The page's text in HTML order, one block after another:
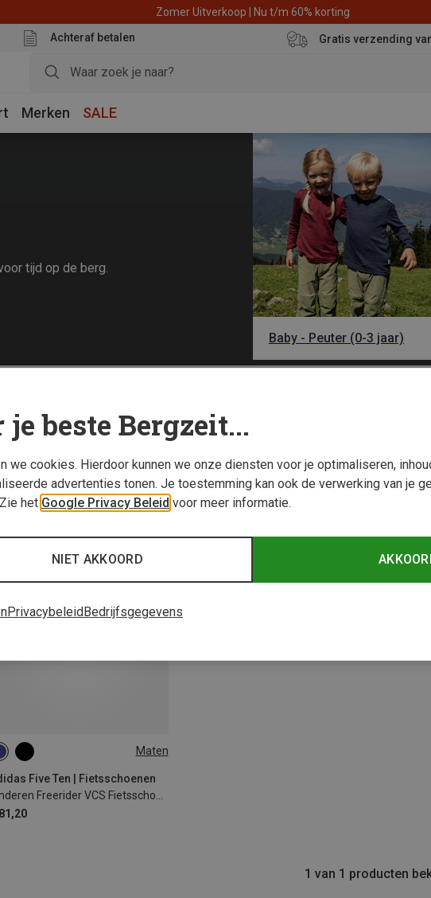
Zomer Uitverkoop | Nu t/m 60% korting
Achteraf betalen Gratis verzending
Merken SALE
tijd op de berg.
Baby - Peuter (0-3 jaar)
Maten
Five Ten | Fietsschoenen
1 van 1 producten
je beste Bergzeit...
we cookies. Hierdoor kunnen we onze diensten voor je optimaliseren,
advertenties tonen. Je toestemming kan ook de verwerking van je
het Google Privacy Beleid voor meer informatie.
NIET AKKOORD
PrivacybeleidBedrijfsgegevens